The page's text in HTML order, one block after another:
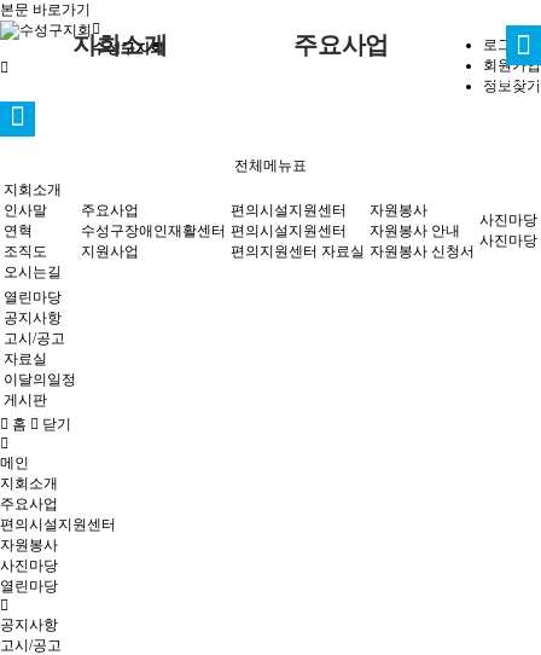
본문 바로가기
로그인
회원가입
정보찾기
수성구지회
지회소개
오시는길
주요사업
사진마당 열린마당
이달의일정
게시판
전체메뉴표
지회소개
인사말
연혁
조직도
오시는길
주요사업
수성구장애인재활센터
지원사업
편의시설지원센터
편의시설지원센터
편의지원센터 자료실
자원봉사
자원봉사 안내
자원봉사 신청서
사진마당
사진마당
열린마당
공지사항
고시/공고
자료실
이달의일정
게시판
홈
닫기
메인
지회소개
주요사업
편의시설지원센터
자원봉사
사진마당
열린마당
공지사항
고시/공고